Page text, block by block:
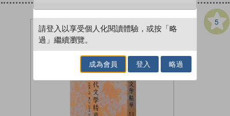
5
請登入以享受個人化閱讀體驗，或按「略
過」繼續瀏覽。
成為會員 登入 略過